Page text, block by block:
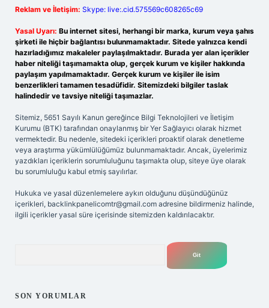
Reklam ve İletişim: Skype: live:.cid.575569c608265c69
Yasal Uyarı: Bu internet sitesi, herhangi bir marka, kurum veya şahıs
şirketi ile hiçbir bağlantısı bulunmamaktadır. Sitede yalnızca kendi
hazırladığımız makaleler paylaşılmaktadır. Burada yer alan içerikler
haber niteliği taşımamakta olup, gerçek kurum ve kişiler hakkında
paylaşım yapılmamaktadır. Gerçek kurum ve kişiler ile isim
benzerlikleri tamamen tesadüfidir. Sitemizdeki bilgiler taslak
halindedir ve tavsiye niteliği taşımazlar.
Sitemiz, 5651 Sayılı Kanun gereğince Bilgi Teknolojileri ve İletişim
Kurumu (BTK) tarafından onaylanmış bir Yer Sağlayıcı olarak hizmet
vermektedir. Bu nedenle, sitedeki içerikleri proaktif olarak denetleme
veya araştırma yükümlülüğümüz bulunmamaktadır. Ancak, üyelerimiz
yazdıkları içeriklerin sorumluluğunu taşımakta olup, siteye üye olarak
bu sorumluluğu kabul etmiş sayılırlar.
Hukuka ve yasal düzenlemelere aykırı olduğunu düşündüğünüz
içerikleri, backlinkpanelicomtr@gmail.com adresine bildirmeniz halinde,
ilgili içerikler yasal süre içerisinde sitemizden kaldırılacaktır.
SON YORUMLAR